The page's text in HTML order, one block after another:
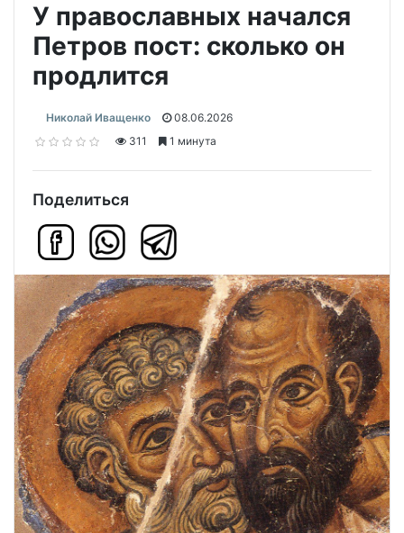
У православных начался
Петров пост: сколько он
продлится
Николай Иващенко
08.06.2026
311
1 минута
Поделиться